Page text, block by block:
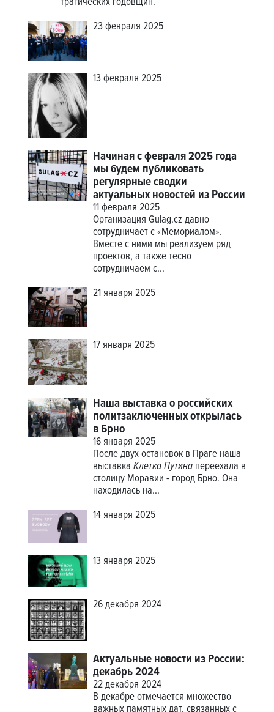
23 февраля 2025
13 февраля 2025
Начиная с февраля 2025 года
мы будем публиковать
регулярные сводки
актуальных новостей из России
11 февраля 2025
Организация Gulag.cz давно
сотрудничает с «Мемориалом».
Вместе с ними мы реализуем ряд
проектов, а также тесно
сотрудничаем с...
21 января 2025
17 января 2025
Наша выставка о российских
политзаключенных открылась
в Брно
16 января 2025
После двух остановок в Праге наша
выставкаКлетка Путина переехала в
столицу Моравии - город Брно. Она
находилась на...
14 января 2025
13 января 2025
26 декабря 2024
Актуальные новости из России:
декабрь 2024
22 декабря 2024
В декабре отмечается множество